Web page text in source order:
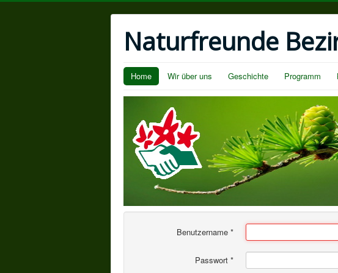
Naturfreunde
Home Wir über uns Geschichte Programm
Benutzername *
Passwort *